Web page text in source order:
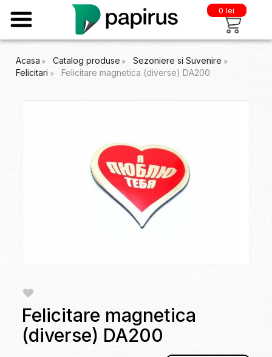
0 lei
Acasa Catalog produse
Sezoniere si Suvenire
Felicitari
Felicitare magnetica (diverse) DA200
Felicitare magnetica
(diverse) DA200